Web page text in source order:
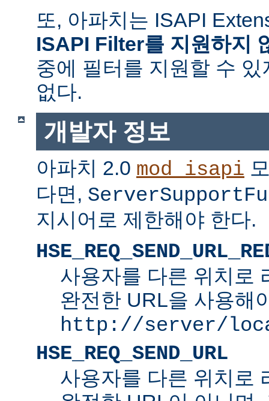
또, 아파치는 ISAPI
ISAPI Filter를 지원하지
중에 필터를 지원할 수
없다.
개발자 정보
아파치 2.0 mod_isapi
다면,
지시어로 제한해야 한다.
사용자를 다른 위치로
완전한 URL을 사용해
http://server/
HSE_REQ_SEND_URL
사용자를 다른 위치로